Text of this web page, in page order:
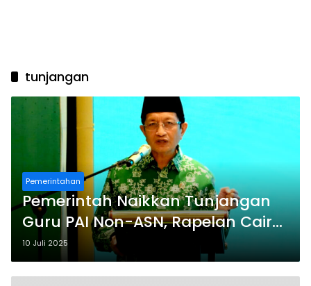
tunjangan
Pemerintahan
Pemerintah Naikkan Tunjangan
Guru PAI Non-ASN, Rapelan Cair
Mulai Awal Tahun
10 Juli 2025